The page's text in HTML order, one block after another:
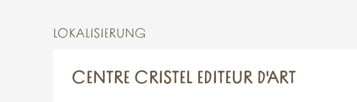
LOKALISIERUNG
CENTRE CRISTEL EDITEUR D'ART